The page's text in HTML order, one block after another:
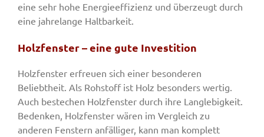
eine sehr hohe Energieeffizienz und überzeugt durch
eine jahrelange Haltbarkeit.
Holzfenster – eine gute Investition
Holzfenster erfreuen sich einer besonderen
Beliebtheit. Als Rohstoff ist Holz besonders wertig.
Auch bestechen Holzfenster durch ihre Langlebigkeit.
Bedenken, Holzfenster wären im Vergleich zu
anderen Fenstern anfälliger, kann man komplett